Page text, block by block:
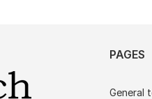
PAGES
General